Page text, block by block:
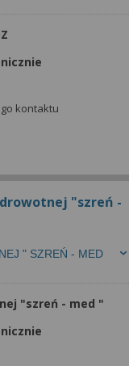
kontaktu
rejestracji
"szreń -
" SZREŃ - MED
"szreń - med "